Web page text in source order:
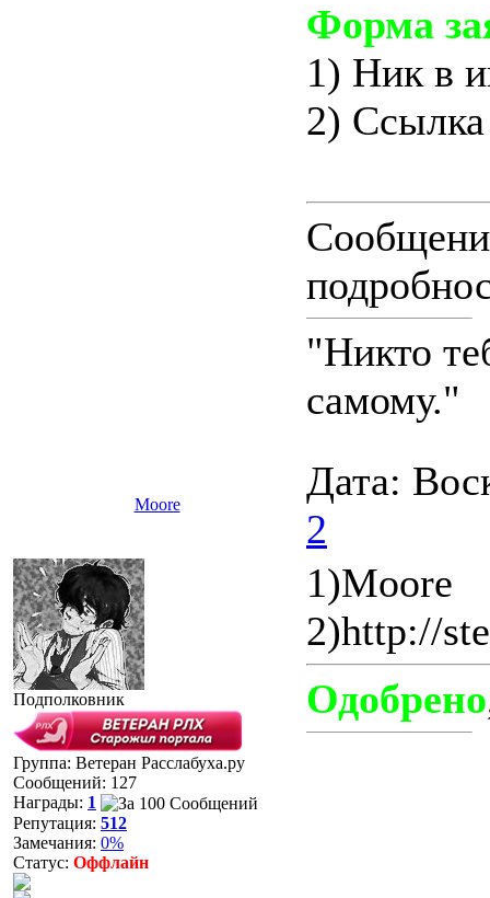
Форма
1) Ник в
2)
"Никто
самому."
Moore
Дата:
2
Подполковник
Группа: Ветеран Расслабуха.ру
Сообщений: 127
Награды: 1
Репутация: 512
Замечания: 0%
Статус: Оффлайн
1)Moore
2)http://
Одобрено